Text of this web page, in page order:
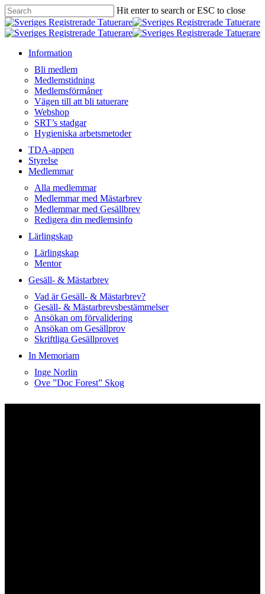
Skip
to
main
Hit enter to search or ESC to close
Close
Search
Menu
Information
Bli medlem
Medlemstidning
Medlemsförmåner
Vägen till att bli tatuerare
Webshop
SRT’s stadgar
Hygieniska arbetsmetoder
TDA-appen
Styrelse
Medlemmar
Alla medlemmar
Medlemmar med Mästarbrev
Medlemmar med Gesällbrev
Redigera din medlemsinfo
Lärlingskap
Lärlingskap
Mentor
Gesäll- & Mästarbrev
Vad är Gesäll- & Mästarbrev?
Gesäll- & Mästarbrevsbestämmelser
Ansökan om förvalidering
Ansökan om Gesällprov
Skriftliga Gesällprovet
In Memoriam
Inge Norlin
Ove ”Doc Forest” Skog